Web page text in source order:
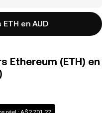
en AUD
Ethereum (ETH) en